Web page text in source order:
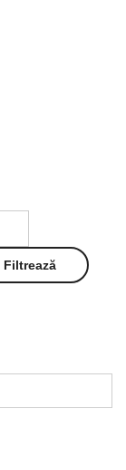
Filtrează